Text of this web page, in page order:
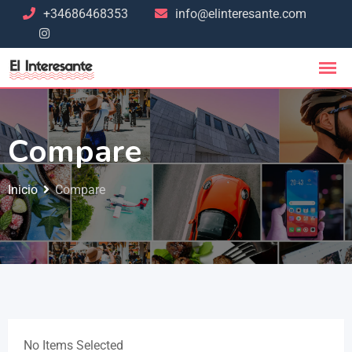
+34686468353 info@elinteresante.com
Compare
Inicio Compare
No Items Selected